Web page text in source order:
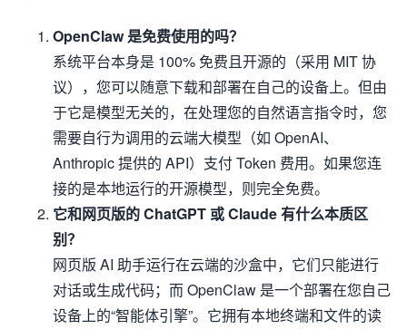
OpenClaw 是免费使用的吗？
系统平台本身是 100% 免费且开源的（采用 MIT 协
议），您可以随意下载和部署在自己的设备上。但由
于它是模型无关的，在处理您的自然语言指令时，您
需要自行为调用的云端大模型（如 OpenAI、
Anthropic 提供的 API）支付 Token 费用。如果您连
接的是本地运行的开源模型，则完全免费。
它和网页版的 ChatGPT 或 Claude 有什么本质区
别？
网页版 AI 助手运行在云端的沙盒中，它们只能进行
对话或生成代码；而 OpenClaw 是一个部署在您自己
设备上的“智能体引擎”。它拥有本地终端和文件的读